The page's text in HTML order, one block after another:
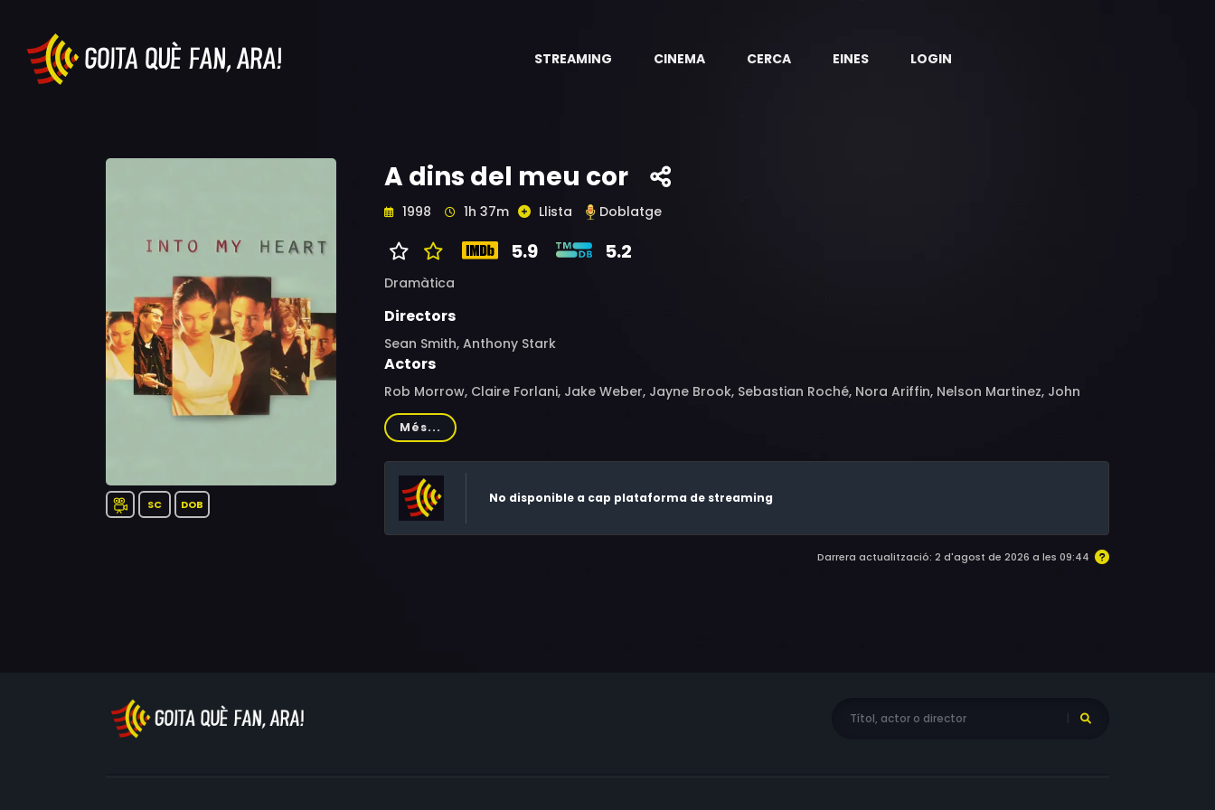
STREAMING CINEMA CERCA EINES LOGIN
SC DOB
A dins del meu cor
1998 1h 37m Llista Doblatge
5.9 5.2
Dramàtica
Directors
Sean Smith, Anthony Stark
Actors
Rob Morrow, Claire Forlani, Jake Weber, Jayne Brook, Sebastian Roché, Nora Ariffin, Nelson Martinez, John
Doumanian, Harvey Madonick
Més...
No disponible a cap plataforma de streaming
Darrera actualització: 2 d'agost de 2026 a les 09:44